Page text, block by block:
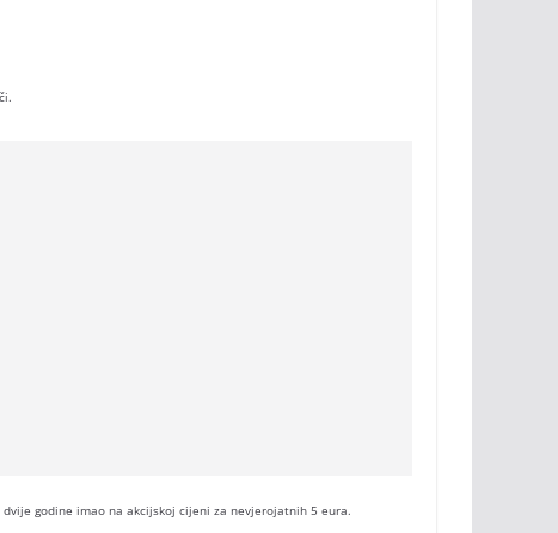
godine imao na akcijskoj cijeni za nevjerojatnih 5 eura.